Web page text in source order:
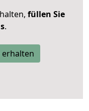
füllen Sie
.
erhalten